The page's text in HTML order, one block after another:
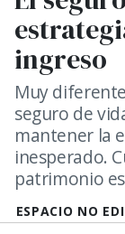
ESPACIO NO
ingreso
Muy
seguro de
mantener la
inesperado.
patrimonio